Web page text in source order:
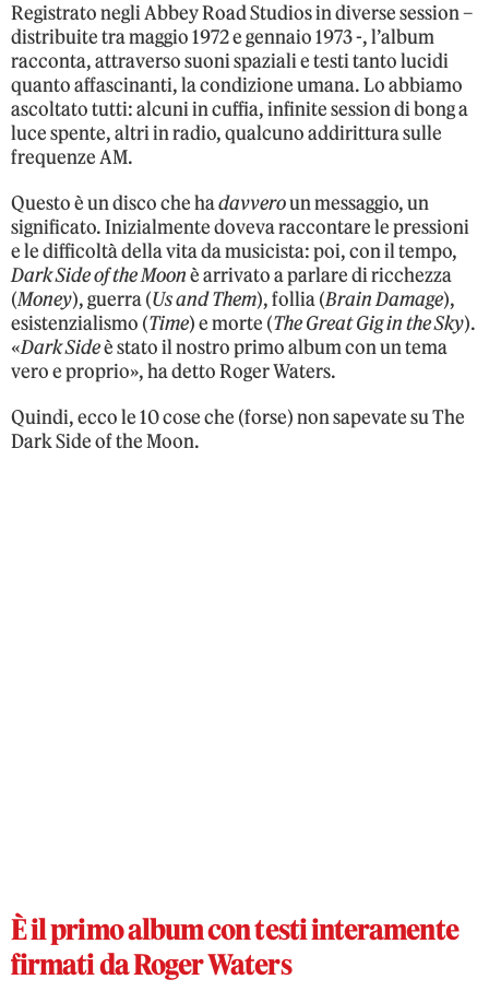
Registrato negli Abbey Road Studios in diverse session –
distribuite tra maggio 1972 e gennaio 1973 -, l’album
racconta, attraverso suoni spaziali e testi tanto lucidi
quanto affascinanti, la condizione umana. Lo abbiamo
ascoltato tutti: alcuni in cuffia, infinite session di bong a
luce spente, altri in radio, qualcuno addirittura sulle
frequenze AM.
Questo è un disco che hadavveroun messaggio, un
significato. Inizialmente doveva raccontare le pressioni
e le difficoltà della vita da musicista: poi, con il tempo,
Dark Side of the Moonè arrivato a parlare di ricchezza
(Money), guerra (Us and Them), follia (Brain Damage),
esistenzialismo (Time) e morte (The Great Gig in the Sky).
«Dark Sideè stato il nostro primo album con un tema
vero e proprio», ha detto Roger Waters.
Quindi, ecco le 10 cose che (forse) non sapevate su The
Dark Side of the Moon.
È il primo album con testi interamente
firmati da Roger Waters